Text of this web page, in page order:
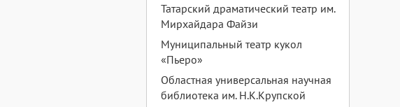
Татарский драматический театр им.
Мирхайдара Файзи
Муниципальный театр кукол
«Пьеро»
Областная универсальная научная
библиотека им. Н.К.Крупской